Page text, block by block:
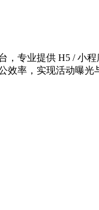
专业提供 H5 / 小
率，实现活动曝光